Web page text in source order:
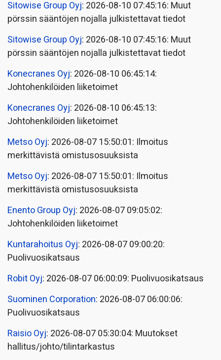
Sitowise Group Oyj: 2026-08-10 07:45:16: Muut
pörssin sääntöjen nojalla julkistettavat tiedot
Sitowise Group Oyj: 2026-08-10 07:45:16: Muut
pörssin sääntöjen nojalla julkistettavat tiedot
Konecranes Oyj: 2026-08-10 06:45:14:
Johtohenkilöiden liiketoimet
Konecranes Oyj: 2026-08-10 06:45:13:
Johtohenkilöiden liiketoimet
Metso Oyj: 2026-08-07 15:50:01: Ilmoitus
merkittävistä omistusosuuksista
Metso Oyj: 2026-08-07 15:50:01: Ilmoitus
merkittävistä omistusosuuksista
Enento Group Oyj: 2026-08-07 09:05:02:
Johtohenkilöiden liiketoimet
Kuntarahoitus Oyj: 2026-08-07 09:00:20:
Puolivuosikatsaus
Robit Oyj: 2026-08-07 06:00:09: Puolivuosikatsaus
Suominen Corporation: 2026-08-07 06:00:06:
Puolivuosikatsaus
Raisio Oyj: 2026-08-07 05:30:04: Muutokset
hallitus/johto/tilintarkastus